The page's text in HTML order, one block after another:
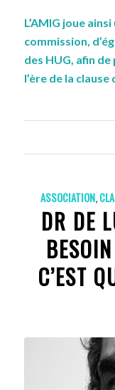
L’AMIG joue
commission,
des HUG, afin
l’ère de la clause
ASSOCIATION,
DR DE
C’EST